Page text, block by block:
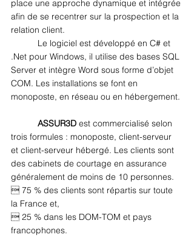
place une approche dynamique et intégrée
afin de se recentrer sur la prospection et la
relation client.
Le logiciel est développé en C# et
.Net pour Windows, il utilise des bases SQL
Server et intègre Word sous forme d’objet
COM. Les installations se font en
monoposte, en réseau ou en hébergement.
ASSUR3D est commercialisé selon
trois formules : monoposte, client-serveur
et client-serveur hébergé. Les clients sont
des cabinets de courtage en assurance
généralement de moins de 10 personnes.
 75 % des clients sont répartis sur toute
la France et,
 25 % dans les DOM-TOM et pays
francophones.